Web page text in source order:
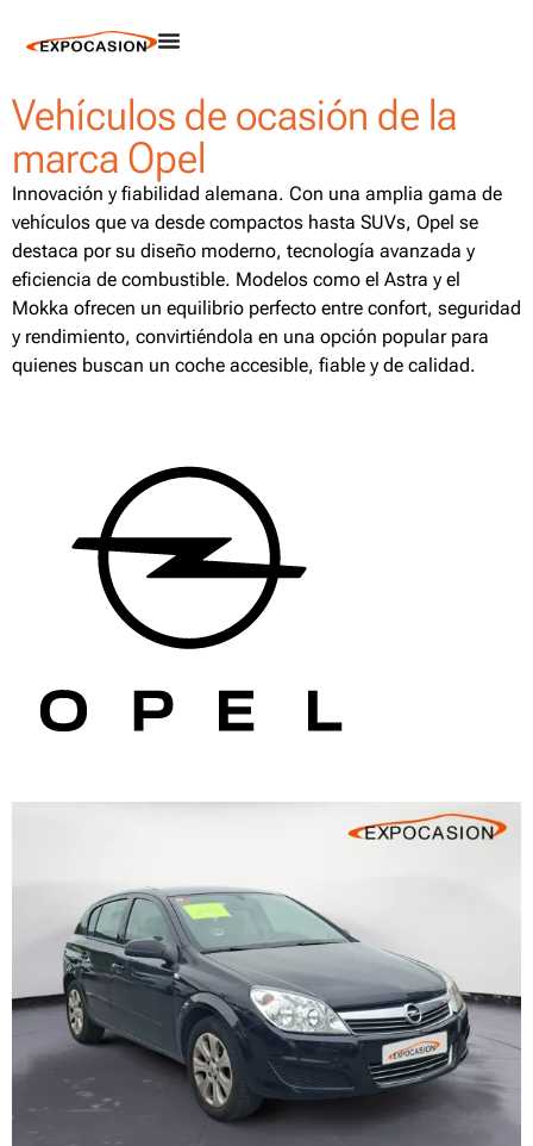
Vehículos de ocasión de la
marca Opel
Innovación y fiabilidad alemana. Con una amplia gama de
vehículos que va desde compactos hasta SUVs, Opel se
destaca por su diseño moderno, tecnología avanzada y
eficiencia de combustible. Modelos como el Astra y el
Mokka ofrecen un equilibrio perfecto entre confort, seguridad
y rendimiento, convirtiéndola en una opción popular para
quienes buscan un coche accesible, fiable y de calidad.